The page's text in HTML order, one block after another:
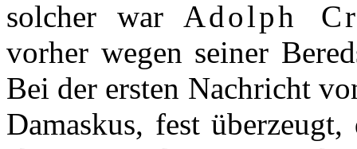
solcher war Adolph
vorher wegen seiner
Bei der ersten Nachricht
Damaskus, fest